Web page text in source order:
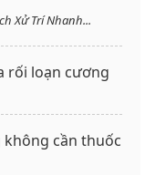
Xử Trí Nhanh...
rối loạn cương
cần thuốc